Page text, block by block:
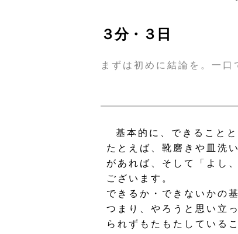
３分・３日
まずは初めに結論を。一口
基本的に、できること
たとえば、靴磨きや皿洗
があれば、そして「よし
ございます。
できるか・できないかの
つまり、やろうと思い立
られずもたもたしている